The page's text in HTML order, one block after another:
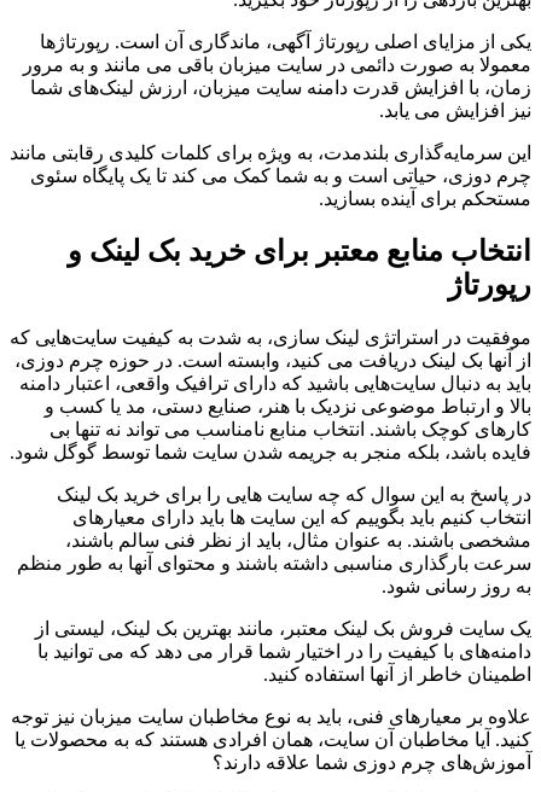
یکی از مزایای اصلی رپورتاژ آگهی، ماندگاری آن است. رپورتاژها
معمولا به صورت دائمی در سایت میزبان باقی می مانند و به مرور
زمان، با افزایش قدرت دامنه سایت میزبان، ارزش لینک‌های شما
نیز افزایش می یابد.
این سرمایه‌گذاری بلندمدت، به ویژه برای کلمات کلیدی رقابتی مانند
چرم دوزی، حیاتی است و به شما کمک می کند تا یک پایگاه سئوی
مستحکم برای آینده بسازید.
انتخاب منابع معتبر برای خرید بک لینک و
رپورتاژ
موفقیت در استراتژی لینک سازی، به شدت به کیفیت سایت‌هایی که
از آنها بک لینک دریافت می کنید، وابسته است. در حوزه چرم دوزی،
باید به دنبال سایت‌هایی باشید که دارای ترافیک واقعی، اعتبار دامنه
بالا و ارتباط موضوعی نزدیک با هنر، صنایع دستی، مد یا کسب و
کارهای کوچک باشند. انتخاب منابع نامناسب می تواند نه تنها بی
فایده باشد، بلکه منجر به جریمه شدن سایت شما توسط گوگل شود.
در پاسخ به این سوال که چه سایت هایی را برای خرید بک لینک
انتخاب کنیم باید بگوییم که این سایت ها باید دارای معیارهای
مشخصی باشند. به عنوان مثال، باید از نظر فنی سالم باشند،
سرعت بارگذاری مناسبی داشته باشند و محتوای آنها به طور منظم
به روز رسانی شود.
یک سایت فروش بک لینک معتبر، مانند بهترین بک لینک، لیستی از
دامنه‌های با کیفیت را در اختیار شما قرار می دهد که می توانید با
اطمینان خاطر از آنها استفاده کنید.
علاوه بر معیارهای فنی، باید به نوع مخاطبان سایت میزبان نیز توجه
کنید. آیا مخاطبان آن سایت، همان افرادی هستند که به محصولات یا
آموزش‌های چرم دوزی شما علاقه دارند؟